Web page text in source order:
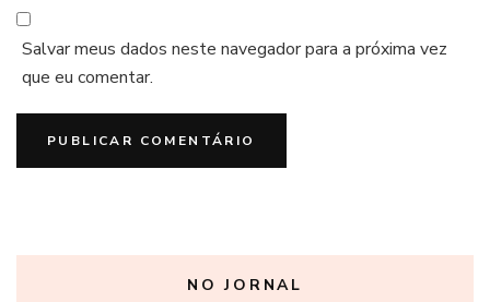
Salvar meus dados neste navegador para a próxima vez
que eu comentar.
NO JORNAL